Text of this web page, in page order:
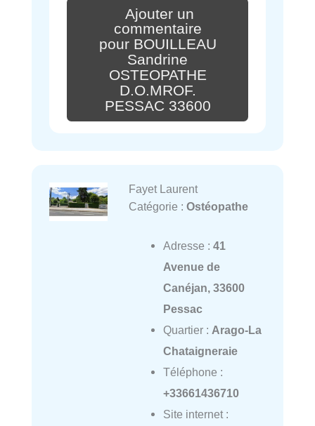
Ajouter un
commentaire
pour BOUILLEAU
Sandrine
OSTEOPATHE
D.O.MROF.
PESSAC 33600
Fayet Laurent
Catégorie : Ostéopathe
Adresse : 41
Avenue de
Canéjan, 33600
Pessac
Quartier : Arago-La
Chataigneraie
Téléphone :
+33661436710
Site internet :